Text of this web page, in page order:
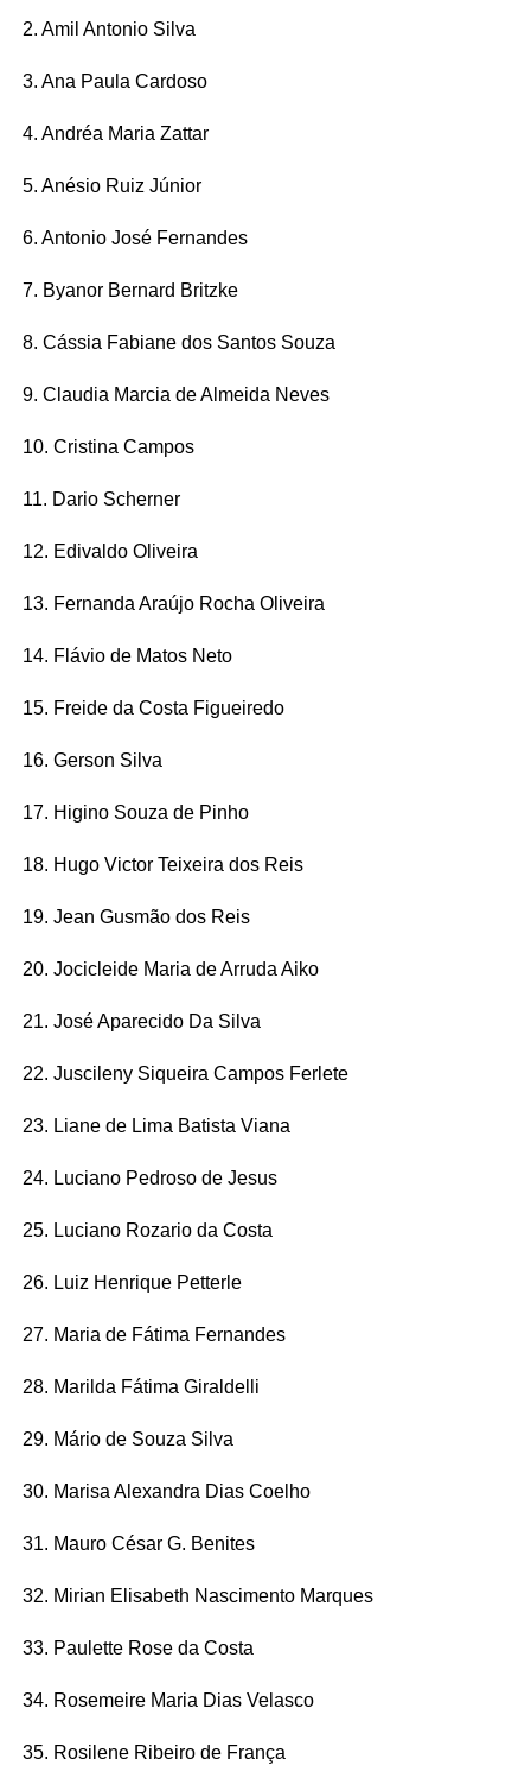
2. Amil Antonio Silva
3. Ana Paula Cardoso
4. Andréa Maria Zattar
5. Anésio Ruiz Júnior
6. Antonio José Fernandes
7. Byanor Bernard Britzke
8. Cássia Fabiane dos Santos Souza
9. Claudia Marcia de Almeida Neves
10. Cristina Campos
11. Dario Scherner
12. Edivaldo Oliveira
13. Fernanda Araújo Rocha Oliveira
14. Flávio de Matos Neto
15. Freide da Costa Figueiredo
16. Gerson Silva
17. Higino Souza de Pinho
18. Hugo Victor Teixeira dos Reis
19. Jean Gusmão dos Reis
20. Jocicleide Maria de Arruda Aiko
21. José Aparecido Da Silva
22. Juscileny Siqueira Campos Ferlete
23. Liane de Lima Batista Viana
24. Luciano Pedroso de Jesus
25. Luciano Rozario da Costa
26. Luiz Henrique Petterle
27. Maria de Fátima Fernandes
28. Marilda Fátima Giraldelli
29. Mário de Souza Silva
30. Marisa Alexandra Dias Coelho
31. Mauro César G. Benites
32. Mirian Elisabeth Nascimento Marques
33. Paulette Rose da Costa
34. Rosemeire Maria Dias Velasco
35. Rosilene Ribeiro de França